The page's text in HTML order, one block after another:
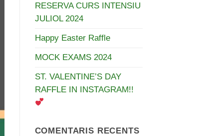
RESERVA CURS INTENSIU
JULIOL 2024
Happy Easter Raffle
MOCK EXAMS 2024
ST. VALENTINE’S DAY
RAFFLE IN INSTAGRAM!!
COMENTARIS RECENTS